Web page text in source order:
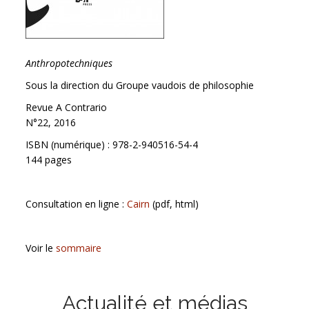
Anthropotechniques
Sous la direction du Groupe vaudois de philosophie
Revue A Contrario
N°22, 2016
ISBN (numérique) : 978-2-940516-54-4
144 pages
Consultation en ligne :Cairn (pdf, html)
Voir lesommaire
Actualité et médias